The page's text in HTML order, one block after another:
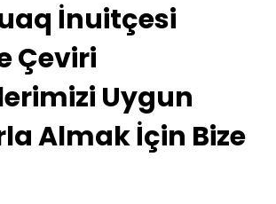
İnuitçesi
Çeviri
Uygun
Almak İçin Bize